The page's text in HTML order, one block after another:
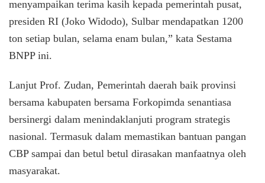
menyampaikan terima kasih kepada pemerintah pusat,
presiden RI (Joko Widodo), Sulbar mendapatkan 1200
ton setiap bulan, selama enam bulan,” kata Sestama
BNPP ini.
Lanjut Prof. Zudan, Pemerintah daerah baik provinsi
bersama kabupaten bersama Forkopimda senantiasa
bersinergi dalam menindaklanjuti program strategis
nasional. Termasuk dalam memastikan bantuan pangan
CBP sampai dan betul betul dirasakan manfaatnya oleh
masyarakat.